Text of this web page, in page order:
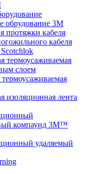
обрудование 3М
протяжки кабеля
кабеля
термоусаживаемая
слоем
изоляционная лента
компаунд 3M™
удаляемый